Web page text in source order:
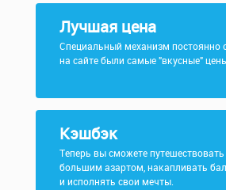
Лучшая цена
Специальный механизм постоянно
на сайте были самые "вкусные"
Кэшбэк
Теперь вы сможете
большим азартом, накапливать
и исполнять свои мечты.